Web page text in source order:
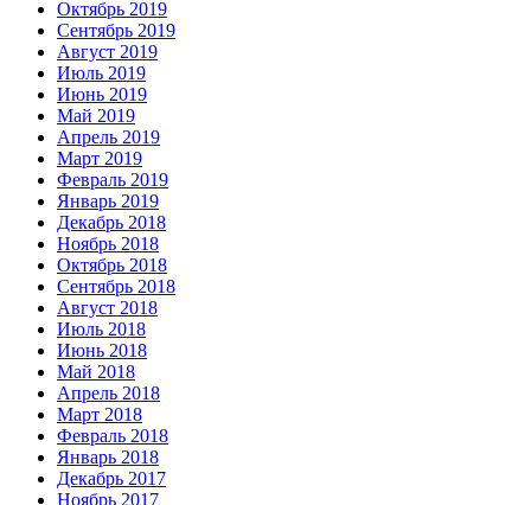
Октябрь 2019
Сентябрь 2019
Август 2019
Июль 2019
Июнь 2019
Май 2019
Апрель 2019
Март 2019
Февраль 2019
Январь 2019
Декабрь 2018
Ноябрь 2018
Октябрь 2018
Сентябрь 2018
Август 2018
Июль 2018
Июнь 2018
Май 2018
Апрель 2018
Март 2018
Февраль 2018
Январь 2018
Декабрь 2017
Ноябрь 2017